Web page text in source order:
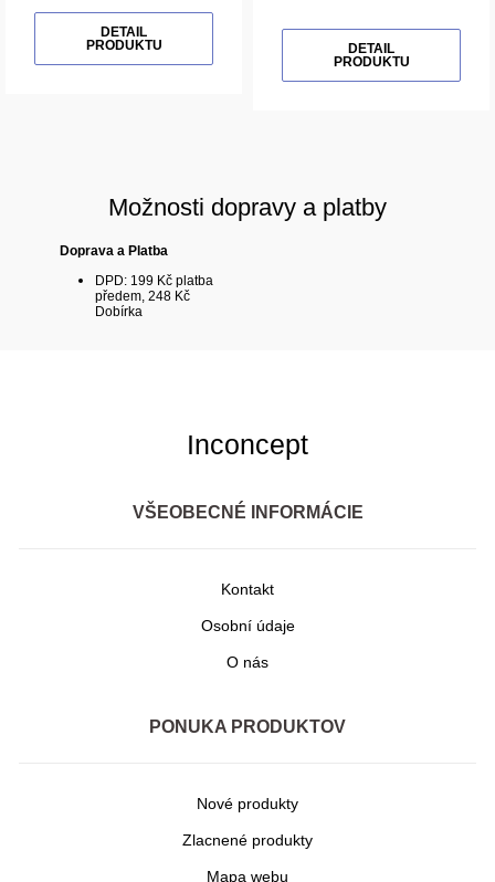
DETAIL
PRODUKTU
DETAIL
PRODUKTU
Možnosti dopravy a platby
Doprava a Platba
DPD: 199 Kč platba
předem, 248 Kč
Dobírka
Inconcept
VŠEOBECNÉ INFORMÁCIE
Kontakt
Osobní údaje
O nás
PONUKA PRODUKTOV
Nové produkty
Zlacnené produkty
Mapa webu